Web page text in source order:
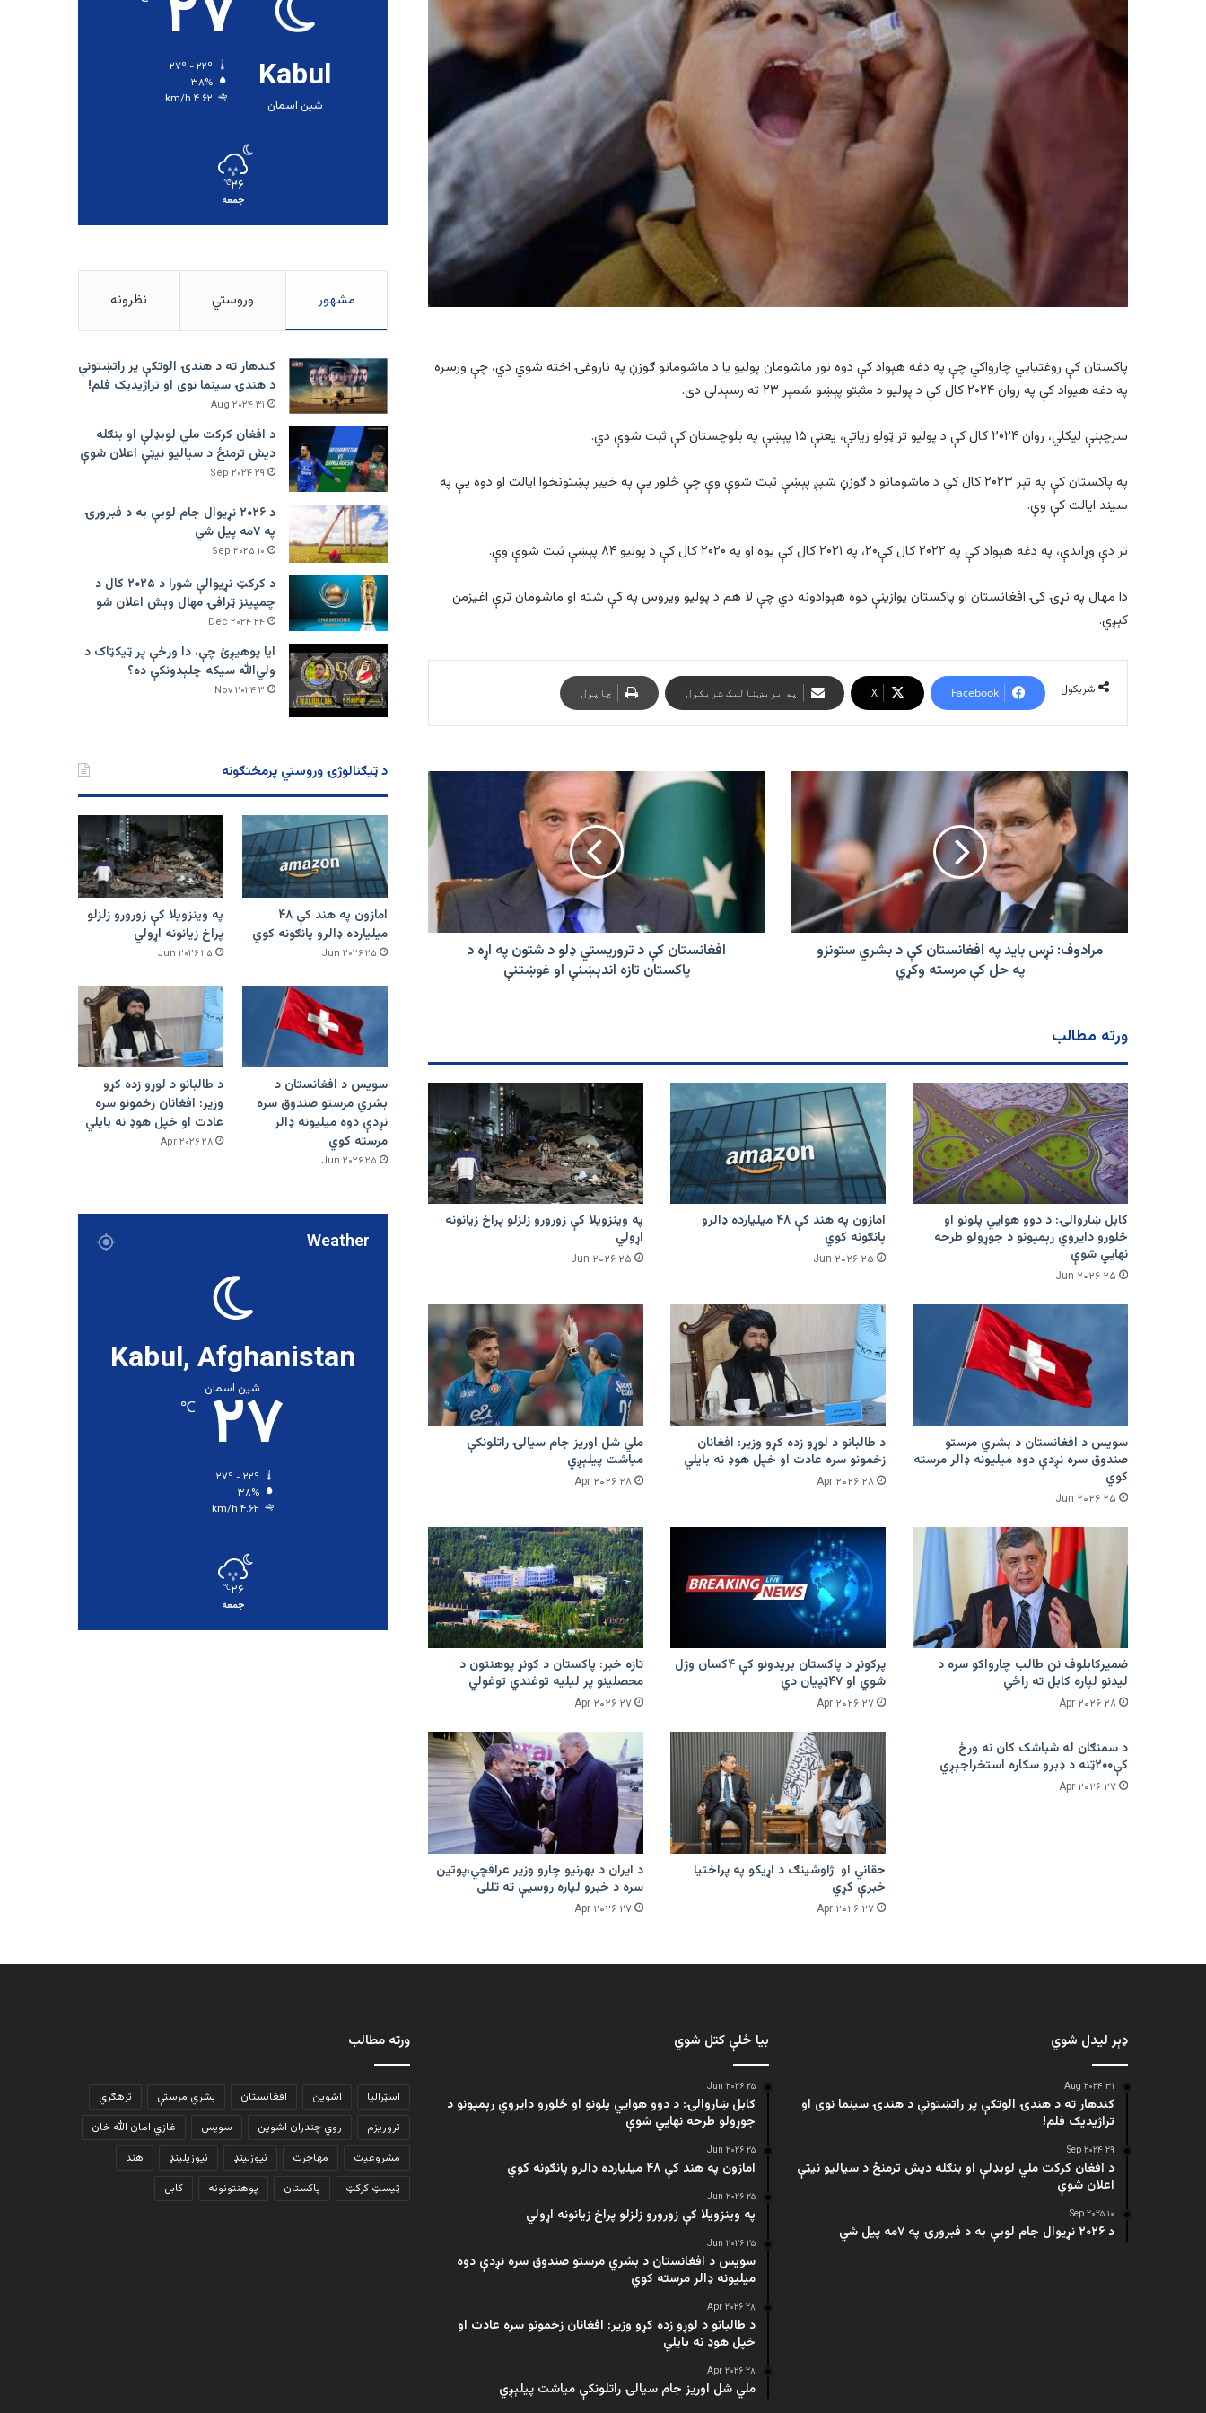
پاکستان کې روغتیایي چارواکي چې په دغه هېواد کې دوه نور ماشومان پوليو يا د ماشومانو ګوزڼ په ناروغۍ اخته شوي دي، چې ورسره
په دغه هیواد کې په روان ۲۰۲۴ کال کې د پوليو د مثبتو پېښو شمېر ۲۳ ته رسېدلی دی.
سرچېنې لیکلي، روان ۲۰۲۴ کال کې د پولیو تر ټولو زیاتې، یعنې ۱۵ پېښې په بلوچستان کې ثبت شوې دي.
په پاکستان کې په تېر ۲۰۲۳ کال کې د ماشومانو د ګوزڼ شپږ پېښې ثبت شوې وې چې څلور یې په خیبر پښتونخوا ايالت او دوه يې په
سیند ايالت کې وې.
تر دې وړاندې، په دغه هېواد کې په ۲۰۲۲ کال کې۲۰، په ۲۰۲۱ کال کې یوه او په ۲۰۲۰ کال کې د پولیو ۸۴ پېښې ثبت شوې وې.
دا مهال په نړۍ کۍ افغانستان او پاکستان يوازينې دوه هېوادونه دي چې لا هم د پولیو ویروس په کې شته او ماشومان ترې اغیزمن
کېږي.
شریکول Facebook
X په بریښنالیک شریکول چاپول
مرادوف:
نړس
باید
افغانستان
کې
د
ستونزو
مرادوف: نړس باید په افغانستان کې د بشري ستونزو
په حل کې مرسته وکړي
افغانستان
کې
د
تروریستي
ډلو
اړه
افغانستان کې د تروریستي ډلو د شتون په اړه د
پاکستان تازه اندېښنې او غوښتنې
ورته مطالب
کابل ښاروالۍ: د دوو هوايي پلونو او
څلورو دایروي رېمپونو د جوړولو طرحه
نهایي شوې
۲۵ Jun ۲۰۲۶
امازون په هند کې ۴۸ میلیارده ډالرو
پانګونه کوي
۲۵ Jun ۲۰۲۶
په وینزویلا کې زورورو زلزلو پراخ زیانونه
اړولي
۲۵ Jun ۲۰۲۶
سویس د افغانستان د بشري مرستو
صندوق سره نږدې دوه میلیونه ډالر مرسته
کوي
۲۵ Jun ۲۰۲۶
د طالبانو د لوړو زده کړو وزیر: افغانان
زخمونو سره عادت او خپل هوډ نه بایلي
۲۸ Apr ۲۰۲۶
ملي شل اوریز جام سیالۍ راتلونکې
میاشت پیلېږي
۲۸ Apr ۲۰۲۶
ضمیرکابلوف نن طالب چارواکو سره د
لیدنو لپاره کابل ته راځي
۲۸ Apr ۲۰۲۶
پرکونړ د پاکستان بریدونو کې ۴کسان وژل
شوي او ۴۷ټپیان دي
۲۷ Apr ۲۰۲۶
تازه خبر: پاکستان د کونړ پوهنتون د
محصلینو پر لیلیه توغندي توغولي
۲۷ Apr ۲۰۲۶
د سمنګان له شباشک کان نه ورځ
کې۲۰۰ټنه د ډبرو سکاره استخراجېږي
۲۷ Apr ۲۰۲۶
حقاني او ژاوشینګ د اړیکو په پراختیا
خبرې کړي
۲۷ Apr ۲۰۲۶
د ایران د بهرنیو چارو وزیر عراقچي،پوتین
سره د خبرو لپاره روسیې ته تللی
۲۷ Apr ۲۰۲۶
Kabul
شین اسمان
۳۸%
۴.۶۲ km/h
۲۶℃
جمعه
مشهور وروستي نظرونه
کندهار ته د هندۍ الوتکې پر راتښتونې
د هندۍ سینما نوی او تراژيديک فلم!
۳۱ Aug ۲۰۲۴
د افغان کرکت ملي لوبډلې او بنګله
دیش ترمنځ د سیالیو نیټې اعلان شوې
۲۹ Sep ۲۰۲۴
د ۲۰۲۶ نړیوال جام لوبې به د فبرورۍ
په ۷مه پیل شي
۱۰ Sep ۲۰۲۵
د کرکټ نړیوالې شورا د ۲۰۲۵ کال د
چمپینز ټرافۍ مهال وېش اعلان شو
۲۴ Dec ۲۰۲۴
ایا پوهیږئ چې، دا ورځې پر ټيکټاک د
ولي‌الله سیکه چلېدونکې ده؟
۳ Nov ۲۰۲۴
د ټیګنالوژۍ وروستي پرمختګونه
امازون په هند کې ۴۸
میلیارده ډالرو پانګونه کوي
۲۵ Jun ۲۰۲۶
په وینزویلا کې زورورو زلزلو
پراخ زیانونه اړولي
۲۵ Jun ۲۰۲۶
سویس د افغانستان د
بشري مرستو صندوق سره
نږدې دوه میلیونه ډالر
مرسته کوي
۲۵ Jun ۲۰۲۶
د طالبانو د لوړو زده کړو
وزیر: افغانان زخمونو سره
عادت او خپل هوډ نه بایلي
۲۸ Apr ۲۰۲۶
Weather
Kabul, Afghanistan
شین اسمان
۲۷ ℃
۳۸%
۴.۶۲ km/h
۲۶℃
جمعه
ډېر لیدل شوي
۳۱ Aug ۲۰۲۴
کندهار ته د هندۍ الوتکې پر راتښتونې د هندۍ سینما نوی او
تراژيديک فلم!
۲۹ Sep ۲۰۲۴
د افغان کرکت ملي لوبډلې او بنګله دیش ترمنځ د سیالیو نیټې
اعلان شوې
۱۰ Sep ۲۰۲۵
د ۲۰۲۶ نړیوال جام لوبې به د فبرورۍ په ۷مه پیل شي
بیا ځلې کتل شوي
۲۵ Jun ۲۰۲۶
کابل ښاروالۍ: د دوو هوايي پلونو او څلورو دایروي رېمپونو د
جوړولو طرحه نهایي شوې
۲۵ Jun ۲۰۲۶
امازون په هند کې ۴۸ میلیارده ډالرو پانګونه کوي
۲۵ Jun ۲۰۲۶
په وینزویلا کې زورورو زلزلو پراخ زیانونه اړولي
۲۵ Jun ۲۰۲۶
سویس د افغانستان د بشري مرستو صندوق سره نږدې دوه
میلیونه ډالر مرسته کوي
۲۸ Apr ۲۰۲۶
د طالبانو د لوړو زده کړو وزیر: افغانان زخمونو سره عادت او
خپل هوډ نه بایلي
۲۸ Apr ۲۰۲۶
ملي شل اوریز جام سیالۍ راتلونکې میاشت پیلېږي
ورته مطالب
اسټرالیا اشوین افغانستان بشري مرستې
ترهګري
تروریزم
روي چندران اشوین سویس
غازي امان الله خان
مشروعیت
مهاجرت نیوزلینډ نیوزیلینډ
هند
ټیسټ کرکټ
پاکستان پوهنتونونه کابل